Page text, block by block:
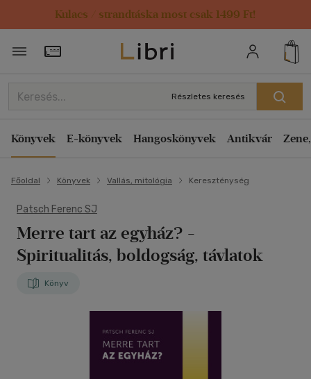
Kulacs / strandtáska most csak 1499 Ft!
Törzsvásárlói Kártya adatai
Részletes keresés
Könyvek E-könyvek Hangoskönyvek Antikvár
Főoldal Könyvek Vallás, mitológia Kereszténység
Patsch Ferenc SJ
Merre tart az egyház? -
Spiritualitás, boldogság, távlatok
Könyv